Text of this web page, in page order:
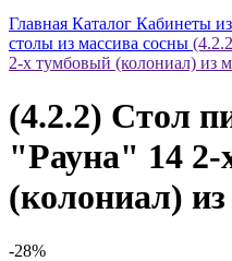
Главная Каталог Кабинеты
столы из массива сосны
2-х тумбовый (колониал) из
(4.2.2) Стол
"Рауна" 14
(колониал)
-28%